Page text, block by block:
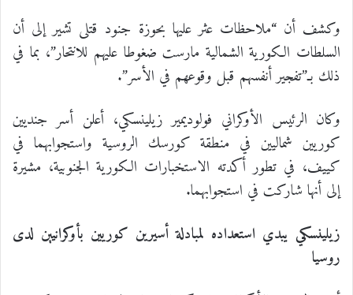
وكشف أن “ملاحظات عثر عليها بحوزة جنود قتلى تشير إلى أن
السلطات الكورية الشمالية مارست ضغوطا عليهم للانتحار”، بما في
ذلك بـ”تفجير أنفسهم قبل وقوعهم في الأسر”.
وكان الرئيس الأوكراني فولوديمير زيلينسكي، أعلن أسر جنديين
كوريين شماليين في منطقة كورسك الروسية واستجوابهما في
كييف، في تطور أكدته الاستخبارات الكورية الجنوبية، مشيرة
إلى أنها شاركت في استجوابهما.
زيلينسكي يبدي استعداده لمبادلة أسيرين كوريين بأوكرانيين لدى
روسيا